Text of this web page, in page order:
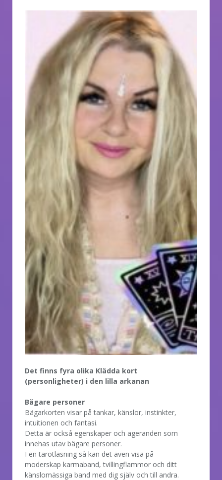
Det finns fyra olika Klädda kort
(personligheter) i den lilla arkanan
Bägare personer
Bägarkorten visar på tankar, känslor, instinkter,
intuitionen och fantasi.
Detta är också egenskaper och ageranden som
innehas utav bägare personer.
I en tarotläsning så kan det även visa på
moderskap karmaband, tvillingflammor och ditt
känslomässiga band med dig själv och till andra.